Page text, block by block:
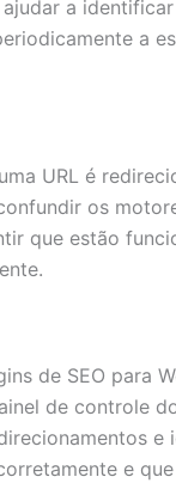
a
a
URL é
os
que estão
de SEO para
de controle
e